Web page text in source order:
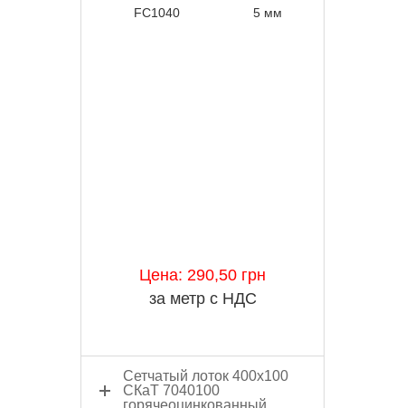
FC1040
5 мм
Цена: 290,50 грн
за метр с НДС
Сетчатый лоток 400x100
СКаТ 7040100
горячеоцинкованный